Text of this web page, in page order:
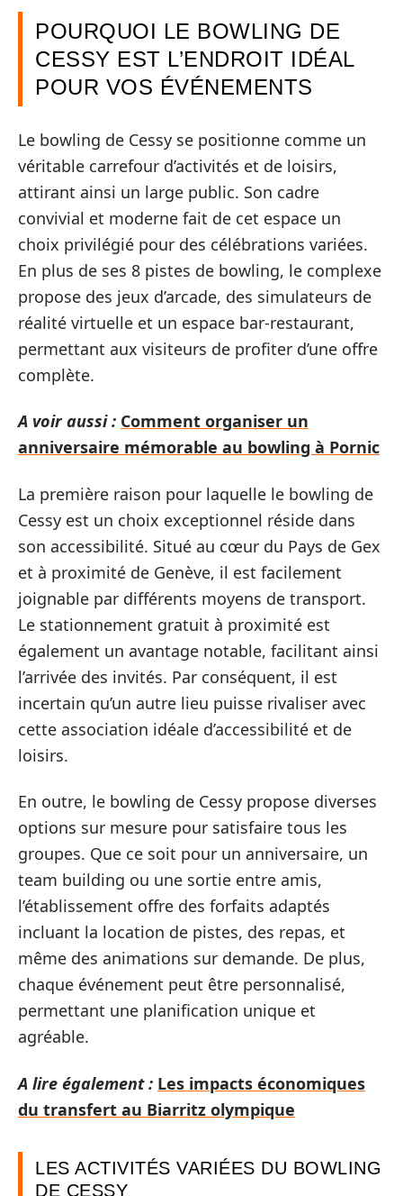
POURQUOI LE BOWLING DE
CESSY EST L’ENDROIT IDÉAL
POUR VOS ÉVÉNEMENTS
Le bowling de Cessy se positionne comme un
véritable carrefour d’activités et de loisirs,
attirant ainsi un large public. Son cadre
convivial et moderne fait de cet espace un
choix privilégié pour des célébrations variées.
En plus de ses 8 pistes de bowling, le complexe
propose des jeux d’arcade, des simulateurs de
réalité virtuelle et un espace bar-restaurant,
permettant aux visiteurs de profiter d’une offre
complète.
A voir aussi : Comment organiser un
anniversaire mémorable au bowling à Pornic
La première raison pour laquelle le bowling de
Cessy est un choix exceptionnel réside dans
son accessibilité. Situé au cœur du Pays de Gex
et à proximité de Genève, il est facilement
joignable par différents moyens de transport.
Le stationnement gratuit à proximité est
également un avantage notable, facilitant ainsi
l’arrivée des invités. Par conséquent, il est
incertain qu’un autre lieu puisse rivaliser avec
cette association idéale d’accessibilité et de
loisirs.
En outre, le bowling de Cessy propose diverses
options sur mesure pour satisfaire tous les
groupes. Que ce soit pour un anniversaire, un
team building ou une sortie entre amis,
l’établissement offre des forfaits adaptés
incluant la location de pistes, des repas, et
même des animations sur demande. De plus,
chaque événement peut être personnalisé,
permettant une planification unique et
agréable.
A lire également : Les impacts économiques
du transfert au Biarritz olympique
LES ACTIVITÉS VARIÉES DU BOWLING
DE CESSY